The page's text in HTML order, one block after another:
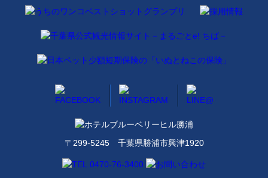
〒299-5245 千葉県勝浦市興津1920